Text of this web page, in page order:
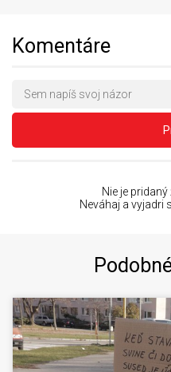
Komentáre
Nie je
Neváhaj a vyjadri